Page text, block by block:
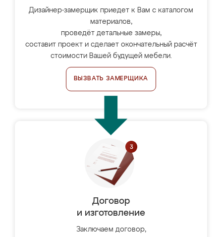
Дизайнер-замерщик приедет к Вам с каталогом
материалов,
проведёт детальные замеры,
составит проект и сделает окончательный расчёт
стоимости Вашей будущей мебели.
ВЫЗВАТЬ ЗАМЕРЩИКА
Договор
и изготовление
Заключаем договор,